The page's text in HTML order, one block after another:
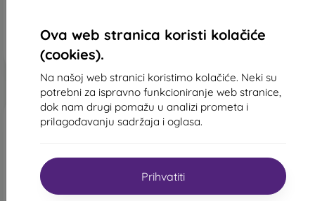
Ova web stranica koristi kolačiće
(cookies).
Na našoj web stranici koristimo kolačiće. Neki su
potrebni za ispravno funkcioniranje web stranice,
dok nam drugi pomažu u analizi prometa i
prilagođavanju sadržaja i oglasa.
Prihvatiti
Na zalihi > 5 komada Na zalihi > 5 komada